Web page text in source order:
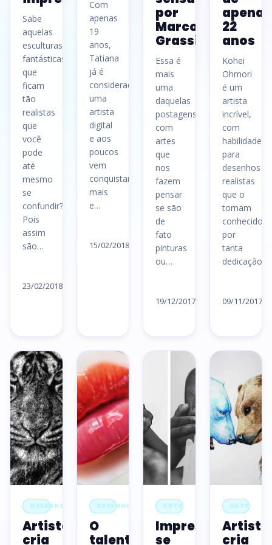
Sabe
aquelas
esculturas
fantásticas
que
ficam
tão
realistas
que
você
pode
até
mesmo
se
confundir?!
Pois
assim
são…
23/02/2018
Com
apenas
19
anos,
Tatiana
já é
considerada
uma
artista
digital
e aos
poucos
vem
conquistando
mais
e…
15/02/2018
por
Marco
Grassi
Essa é
mais
uma
daquelas
postagens
com
artes
que
nos
fazem
pensar
se são
de
fato
pinturas
ou…
19/12/2017
apenas
22
anos
Kohei
Ohmori
é um
artista
incrível,
com
habilidade
para
desenhos
realistas
que o
tornam
conhecido
por
tanta
dedicação…
09/11/2017
DESENHOS
Artista
cria
DESENHOS
O
talento
ARTE
Impressione-
se
ARTE
Artista
cria